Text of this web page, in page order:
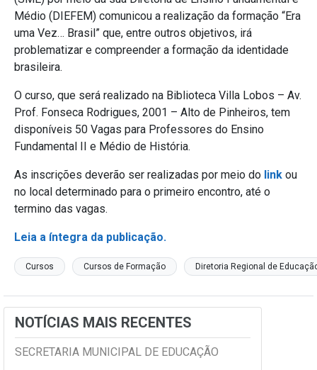
Médio (DIEFEM) comunicou a realização da formação “Era
uma Vez… Brasil” que, entre outros objetivos, irá
problematizar e compreender a formação da identidade
brasileira.
O curso, que será realizado na Biblioteca Villa Lobos – Av.
Prof. Fonseca Rodrigues, 2001 – Alto de Pinheiros, tem
disponíveis 50 Vagas para Professores do Ensino
Fundamental II e Médio de História.
As inscrições deverão ser realizadas por meio do link ou
no local determinado para o primeiro encontro, até o
termino das vagas.
Leia a íntegra da publicação.
Cursos Cursos de Formação Diretoria Regional de
NOTÍCIAS MAIS RECENTES
SECRETARIA MUNICIPAL DE EDUCAÇÃO